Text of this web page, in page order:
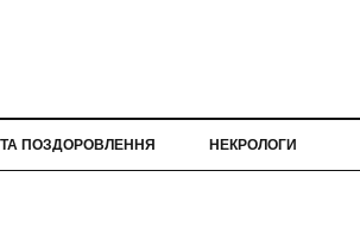
ПОЗДОРОВЛЕННЯ НЕКРОЛОГИ